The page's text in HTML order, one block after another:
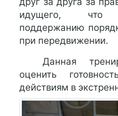
идущего, что
поддержанию
при передвижении.
Данная
оценить
действиям в